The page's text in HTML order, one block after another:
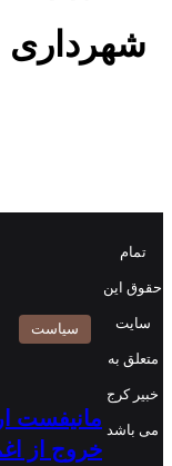
شهرداری
سیاست
مانیفست
خروج از
تمام
حقوق این
سایت
متعلق به
خبیر کرج
می باشد